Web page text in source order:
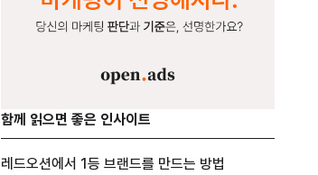
함께 읽으면 좋은 인사이트
레드오션에서 1등 브랜드를 만드는 방법